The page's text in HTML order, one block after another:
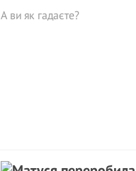
А ви як гадаєте?